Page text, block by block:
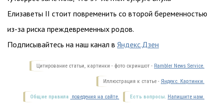
Елизаветы II стоит повременить со второй беременностью
из-за риска преждевременных родов.
Подписывайтесь на наш канал в Яндекс.Дзен
Цитирование статьи, картинки - фото скриншот - Rambler News Service.
Иллюстрация к статье - Яндекс. Картинки.
Есть вопросы. Напишите нам.
Общие правила поведения на сайте.